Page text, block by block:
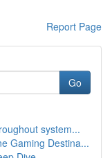
Report Page
Go
system...
Gaming Destina...